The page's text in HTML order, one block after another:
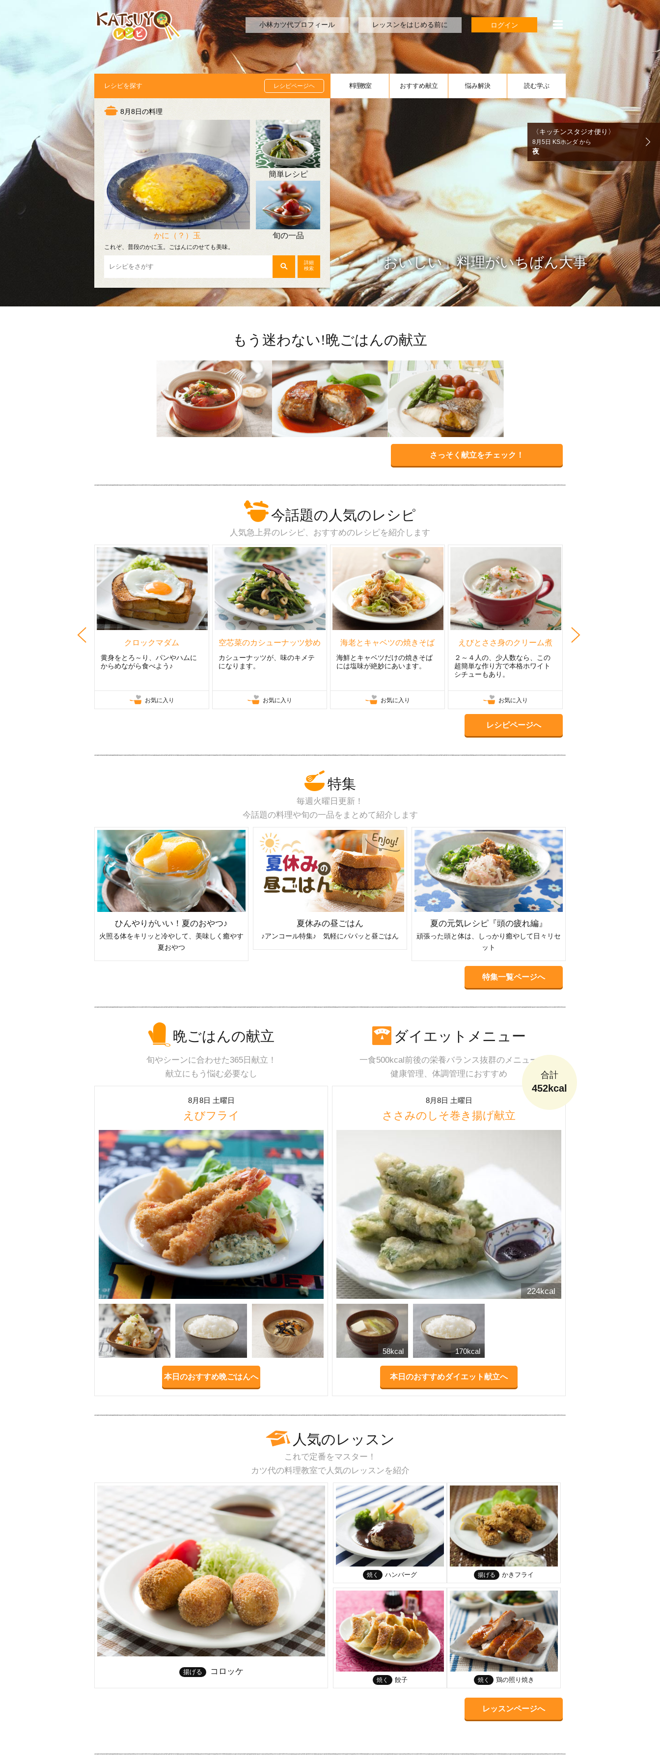
小林カツ代プロフィール レッスンをはじめる前に ログイン
「おいしい」料理がいちばん大事
レシピを探す 料理教室 おすすめ献立 悩み解決 読む学ぶ
レシピページヘ
8月8日の料理
かに（？）玉
これぞ、普段のかに玉。ごはんにのせても美味。
簡単レシピ
旬の一品
詳細
検索
〈キッチンスタジオ便り〉
8月5日 KSホンダ から
夜
もう迷わない!晩ごはんの献立
さっそく献立をチェック！
今話題の人気のレシピ
人気急上昇のレシピ、 おすすめのレシピを紹介します
のガーリックトースト クロックマダム
黄身をとろ～り、パンやハムに
からめながら食べよう♪
お気に入り
空芯菜のカシューナッツ炒め
カシューナッツが、味のキメテ
になります。
お気に入り
海老とキャベツの焼きそば
海鮮とキャベツだけの焼きそば
には塩味が絶妙にあいます。
お気に入り
えびとささ身のクリーム煮
２～４人の、少人数なら、この
超簡単な作り方で本格ホワイト
シチューもあり。
お気に入り
レシピページへ
特集
毎週火曜日更新！
今話題の料理や旬の一品をまとめて紹介します
ひんやりがいい！夏のおやつ♪
火照る体をキリッと冷やして、美味しく癒やす
夏おやつ
夏休みの昼ごはん
♪アンコール特集♪ 気軽にパパッと昼ごはん
夏の元気レシピ『頭の疲れ編』
頑張った頭と体は、しっかり癒やして日々リセ
ット
特集一覧ページへ
晩ごはんの献立
旬やシーンに合わせた365日献立！
献立にもう悩む必要なし
8月8日 土曜日
えびフライ
本日のおすすめ晩ごはんへ
ダイエットメニュー
一食500kcal前後の栄養バランス抜群のメニュー
健康管理、体調管理におすすめ
8月8日 土曜日
ささみのしそ巻き揚げ献立
合計
452kcal
224kcal
58kcal 170kcal
本日のおすすめダイエット献立へ
人気のレッスン
これで定番をマスター！
カツ代の料理教室で人気のレッスンを紹介
揚げる コロッケ
焼く ハンバーグ 揚げる かきフライ
焼く 餃子 焼く 鶏の照り焼き
レッスンページへ